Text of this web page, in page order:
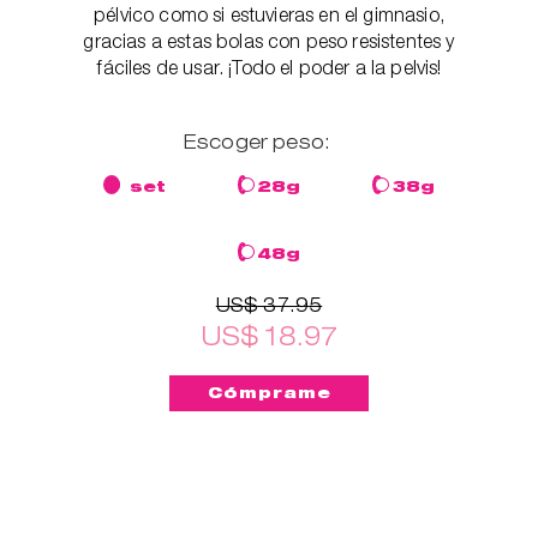
pélvico como si estuvieras en el gimnasio,
gracias a estas bolas con peso resistentes y
fáciles de usar. ¡Todo el poder a la pelvis!
Escoger peso:
set 28g 38g
48g
US$ 37.95
US$ 18.97